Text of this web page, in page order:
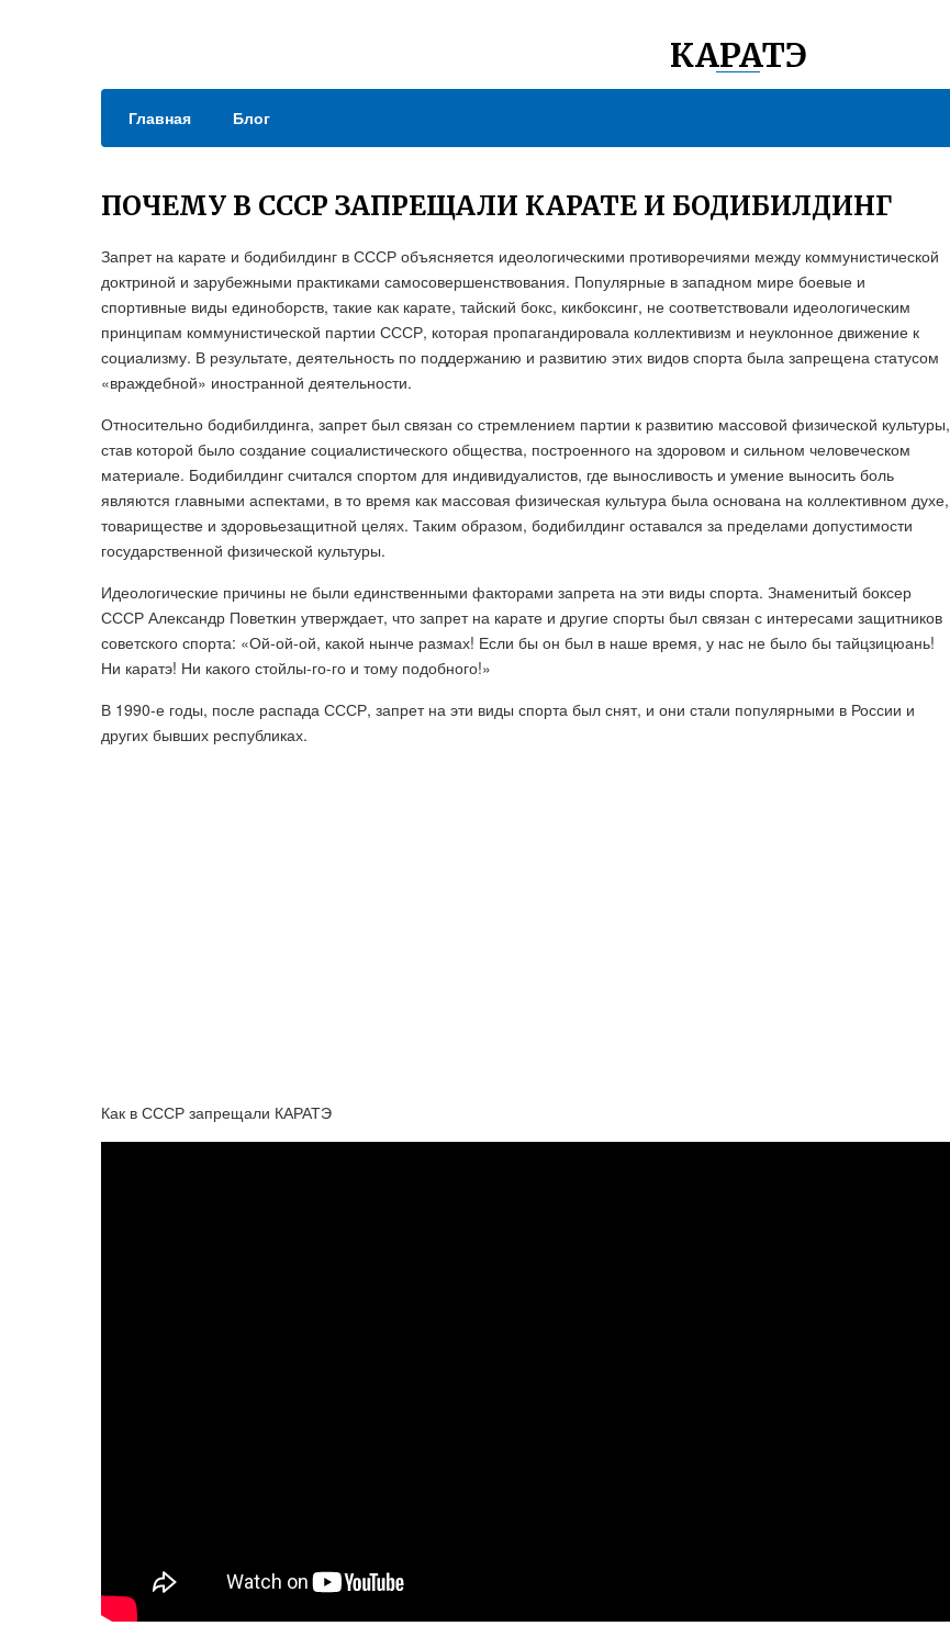
КАРАТЭ
Главная Блог
ПОЧЕМУ В СССР ЗАПРЕЩАЛИ КАРАТЕ И БОДИБИЛДИНГ
Запрет на карате и бодибилдинг в СССР объясняется идеологическими противоречиями между коммунистической
доктриной и зарубежными практиками самосовершенствования. Популярные в западном мире боевые и
спортивные виды единоборств, такие как карате, тайский бокс, кикбоксинг, не соответствовали идеологическим
принципам коммунистической партии СССР, которая пропагандировала коллективизм и неуклонное движение к
социализму. В результате, деятельность по поддержанию и развитию этих видов спорта была запрещена статусом
«враждебной» иностранной деятельности.
Относительно бодибилдинга, запрет был связан со стремлением партии к развитию массовой физической культуры,
став которой было создание социалистического общества, построенного на здоровом и сильном человеческом
материале. Бодибилдинг считался спортом для индивидуалистов, где выносливость и умение выносить боль
являются главными аспектами, в то время как массовая физическая культура была основана на коллективном духе,
товариществе и здоровьезащитной целях. Таким образом, бодибилдинг оставался за пределами допустимости
государственной физической культуры.
Идеологические причины не были единственными факторами запрета на эти виды спорта. Знаменитый боксер
СССР Александр Поветкин утверждает, что запрет на карате и другие спорты был связан с интересами защитников
советского спорта: «Ой-ой-ой, какой нынче размах! Если бы он был в наше время, у нас не было бы тайцзицюань!
Ни каратэ! Ни какого стойлы-го-го и тому подобного!»
В 1990-е годы, после распада СССР, запрет на эти виды спорта был снят, и они стали популярными в России и
других бывших республиках.
Как в СССР запрещали КАРАТЭ